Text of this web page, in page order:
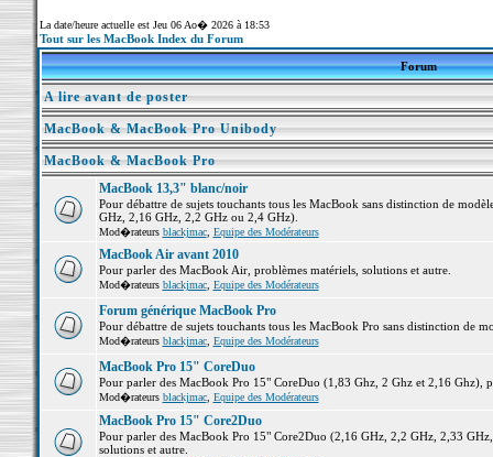
La date/heure actuelle est Jeu 06 Ao� 2026 à 18:53
Tout sur les MacBook Index du Forum
Forum
A lire avant de poster
MacBook & MacBook Pro Unibody
MacBook & MacBook Pro
MacBook 13,3" blanc/noir
Pour débattre de sujets touchants tous les MacBook sans distinction de
GHz, 2,16 GHz, 2,2 GHz ou 2,4 GHz).
Mod�rateurs blackjmac, Equipe des Modérateurs
MacBook Air avant 2010
Pour parler des MacBook Air, problèmes matériels, solutions et autre.
Mod�rateurs blackjmac, Equipe des Modérateurs
Forum générique MacBook Pro
Pour débattre de sujets touchants tous les MacBook Pro sans distinction de
Mod�rateurs blackjmac, Equipe des Modérateurs
MacBook Pro 15" CoreDuo
Pour parler des MacBook Pro 15" CoreDuo (1,83 Ghz, 2 Ghz et 2,16 Ghz),
Mod�rateurs blackjmac, Equipe des Modérateurs
MacBook Pro 15" Core2Duo
Pour parler des MacBook Pro 15" Core2Duo (2,16 GHz, 2,2 GHz, 2,33
solutions et autre.